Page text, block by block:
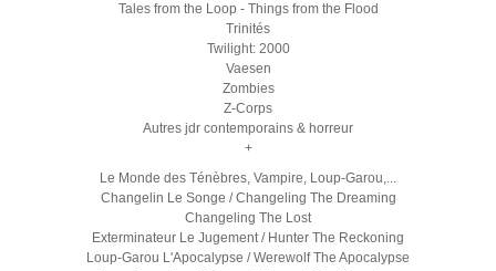
Tales from the Loop - Things from the Flood
Trinités
Twilight: 2000
Vaesen
Zombies
Z-Corps
Autres jdr contemporains & horreur
+
Le Monde des Ténèbres, Vampire, Loup-Garou,...
Changelin Le Songe / Changeling The Dreaming
Changeling The Lost
Exterminateur Le Jugement / Hunter The Reckoning
Loup-Garou L'Apocalypse / Werewolf The Apocalypse